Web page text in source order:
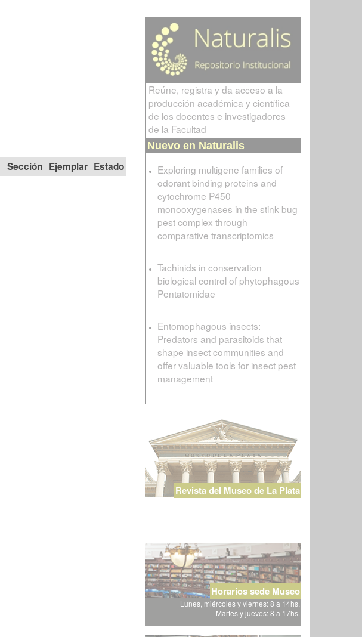
Sección
Estado
Reúne, registra y da acceso a la
producción académica y científica
de los docentes e investigadores
de la Facultad
Nuevo en Naturalis
Exploring multigene families of
odorant binding proteins and
cytochrome P450
monooxygenases in the stink bug
pest complex through
comparative transcriptomics
Tachinids in conservation
biological control of phytophagous
Pentatomidae
Entomophagous insects:
Predators and parasitoids that
shape insect communities and
offer valuable tools for insect pest
management
Revista del Museo de La Plata
Horarios sede Museo
Lunes, miércoles y viernes: 8 a 14hs.
Martes y jueves: 8 a 17hs.